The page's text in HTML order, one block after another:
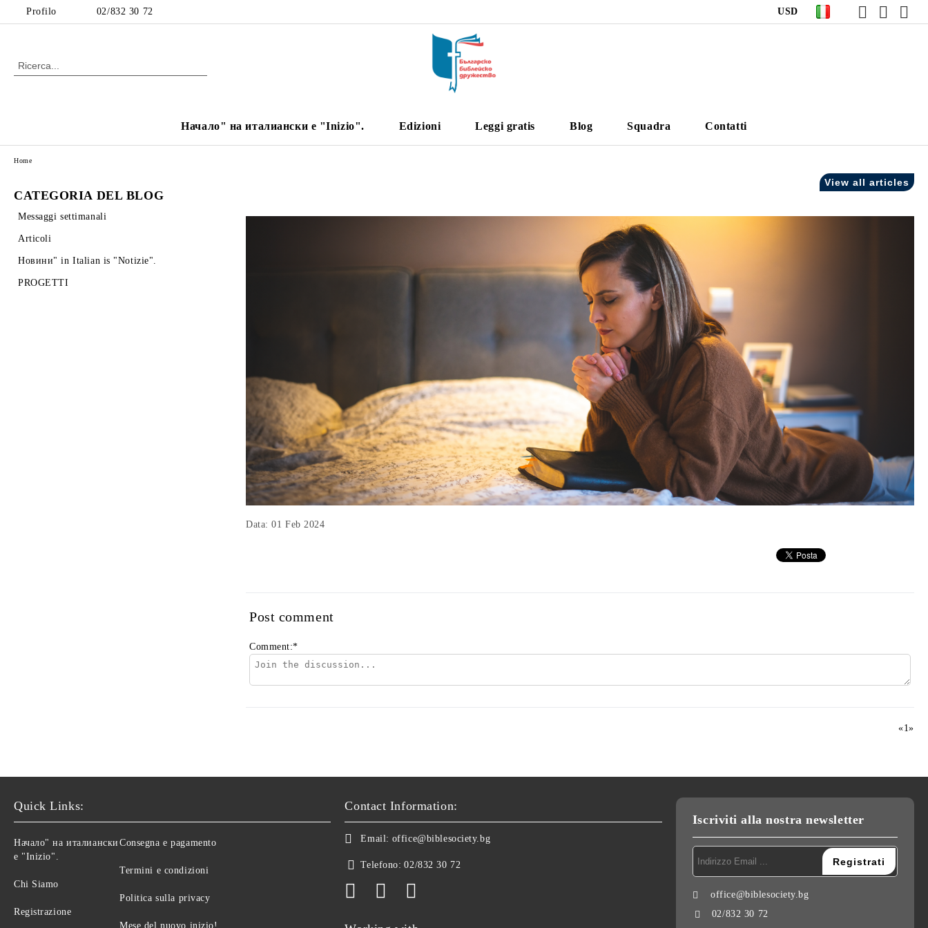
Profilo 02/832 30 72 USD
Начало" на италиански е "Inizio". Edizioni Leggi gratis Blog Squadra Contatti
CATEGORIA DEL BLOG
Messaggi settimanali
Articoli
Новини" in Italian is "Notizie".
PROGETTI
Home
View all articles
Data: 01 Feb 2024
Post comment
Comment:*
«1»
Quick Links:
Начало" на италиански
е "Inizio".
Chi Siamo
Registrazione
Consegna e pagamento
Termini e condizioni
Politica sulla privacy
Mese del nuovo inizio!
Contact Information:
Email: office@biblesociety.bg
Telefono: 02/832 30 72
Iscriviti alla nostra newsletter
office@biblesociety.bg
02/832 30 72